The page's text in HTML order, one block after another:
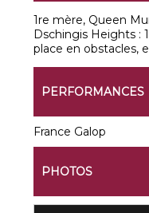
1re mère, Queen
Dschingis Heights :
place en obstacles,
PERFORMANCES
France Galop
PHOTOS